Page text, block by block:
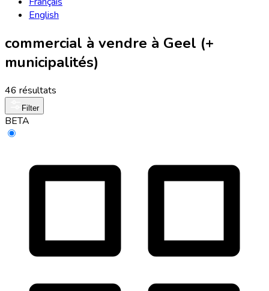
English
commercial à vendre à Geel (+
municipalités)
46 résultats
Filter
BETA